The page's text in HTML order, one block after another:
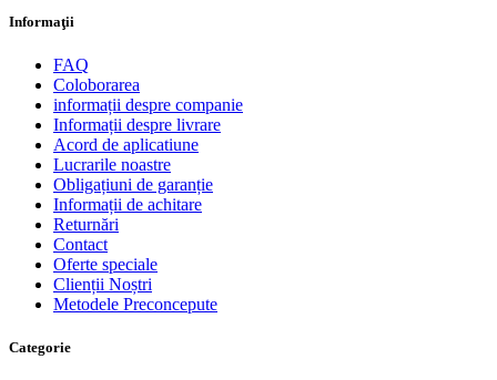
Informaţii
FAQ
Coloborarea
informații despre companie
Informații despre livrare
Acord de aplicatiune
Lucrarile noastre
Obligațiuni de garanție
Informații de achitare
Returnări
Contact
Oferte speciale
Clienții Noștri
Metodele Preconcepute
Сategorie